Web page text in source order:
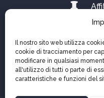
Il nostro sito web utilizza
cookie di tracciamento per
modificare in qualsiasi
all'utilizzo di tutti o parte di
caratteristiche e funzioni del
